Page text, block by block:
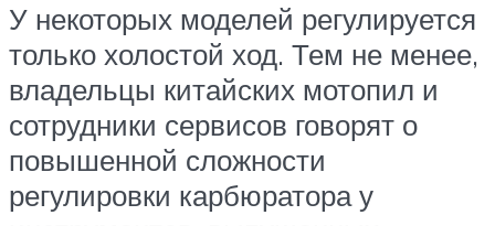
У некоторых моделей регулируется
только холостой ход. Тем не менее,
владельцы китайских мотопил и
сотрудники сервисов говорят о
повышенной сложности
регулировки карбюратора у